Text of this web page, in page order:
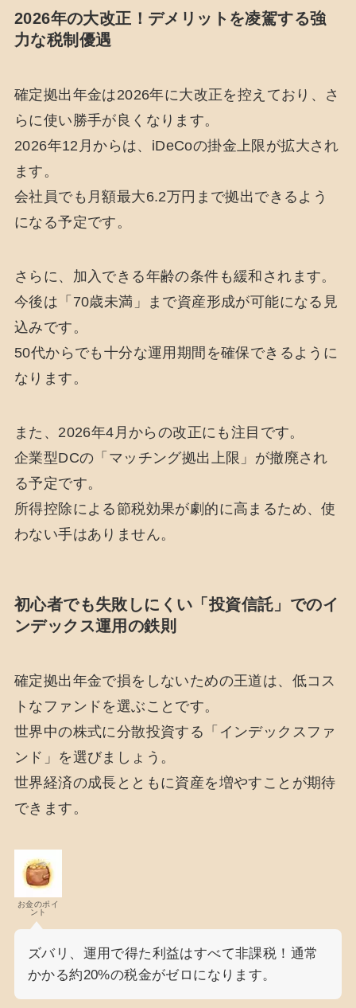
2026年の大改正！デメリットを凌駕する強
力な税制優遇
確定拠出年金は2026年に大改正を控えており、さ
らに使い勝手が良くなります。
2026年12月からは、iDeCoの掛金上限が拡大され
ます。
会社員でも月額最大6.2万円まで拠出できるよう
になる予定です。
さらに、加入できる年齢の条件も緩和されます。
今後は「70歳未満」まで資産形成が可能になる見
込みです。
50代からでも十分な運用期間を確保できるように
なります。
また、2026年4月からの改正にも注目です。
企業型DCの「マッチング拠出上限」が撤廃され
る予定です。
所得控除による節税効果が劇的に高まるため、使
わない手はありません。
初心者でも失敗しにくい「投資信託」でのイ
ンデックス運用の鉄則
確定拠出年金で損をしないための王道は、低コス
トなファンドを選ぶことです。
世界中の株式に分散投資する「インデックスファ
ンド」を選びましょう。
世界経済の成長とともに資産を増やすことが期待
できます。
お金のポイ
ント
ズバリ、運用で得た利益はすべて非課税！通常
かかる約20%の税金がゼロになります。